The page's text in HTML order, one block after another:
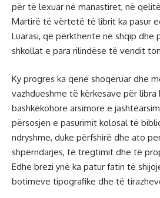
për të lexuar në manastiret, në
Martirë të vërtetë të librit ka pasur
Luarasi, që përkthente në shqip dhe
shkollat e para rilindëse të vendit
Ky progres ka qenë shoqëruar dhe
vazhdueshme të kërkesave për
bashkëkohore arsimore e
përsosjen e pasurimit kolosal të
ndryshme, duke përfshirë dhe ato
shpërndarjes, të tregtimit dhe të
Edhe brezi ynë ka patur fatin të
botimeve tipografike dhe të